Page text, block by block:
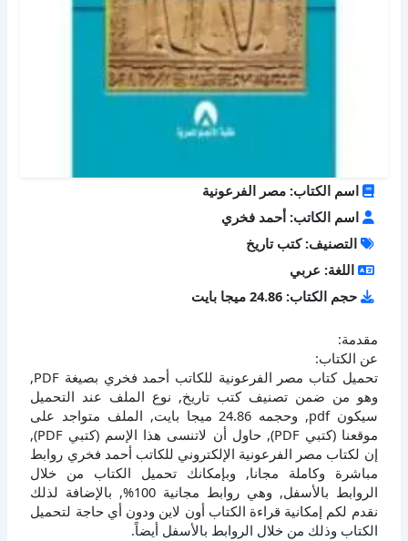
اسم الكتاب: مصر الفرعونية
اسم الكاتب: أحمد فخري
التصنيف: كتب تاريخ
اللغة: عربي
حجم الكتاب: 24.86 ميجا بايت
مقدمة:
عن الكتاب:
تحميل كتاب مصر الفرعونية للكاتب أحمد فخري بصيغة PDF,
وهو من ضمن تصنيف كتب تاريخ, نوع الملف عند التحميل
سيكون pdf, وحجمه 24.86 ميجا بايت, الملف متواجد على
موقعنا (كتبي PDF), حاول أن لاتنسى هذا الإسم (كتبي PDF),
إن لكتاب مصر الفرعونية الإلكتروني للكاتب أحمد فخري روابط
مباشرة وكاملة مجانا, وبإمكانك تحميل الكتاب من خلال
الروابط بالأسفل, وهي روابط مجانية 100%, بالإضافة لذلك
نقدم لكم إمكانية قراءة الكتاب أون لاين ودون أي حاجة لتحميل
الكتاب وذلك من خلال الروابط بالأسفل أيضاً.